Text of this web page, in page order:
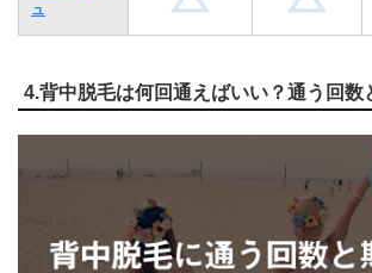
ュ
4.背中脱毛は何回通えばいい？通う回数